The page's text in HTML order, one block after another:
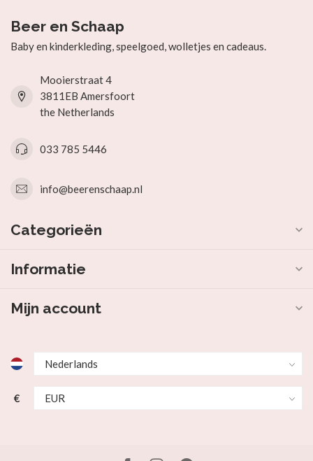
Beer en Schaap
Baby en kinderkleding, speelgoed, wolletjes en cadeaus.
Mooierstraat 4
3811EB Amersfoort
the Netherlands
033 785 5446
info@beerenschaap.nl
Categorieën
Informatie
Mijn account
€